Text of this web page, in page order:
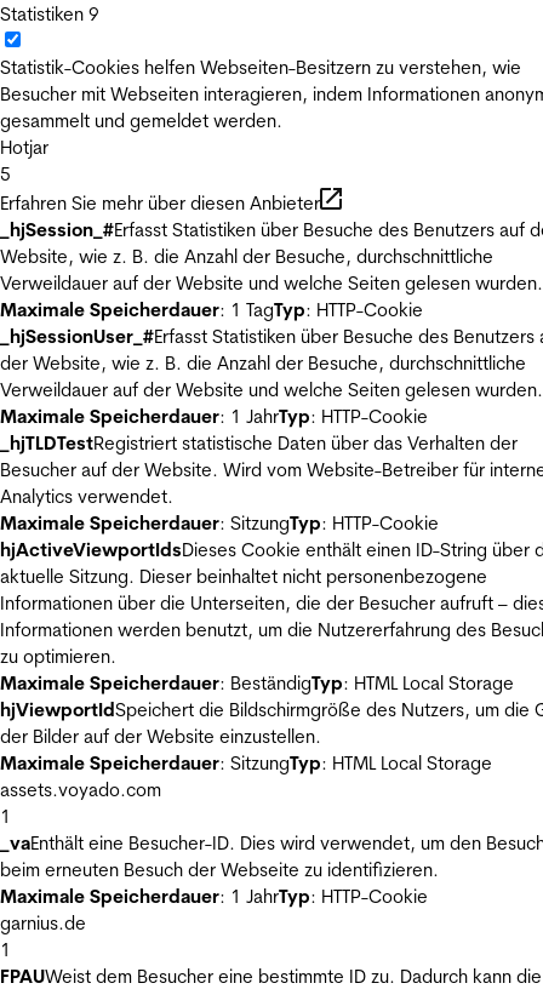
Statistiken 9
Statistik-Cookies helfen Webseiten-Besitzern zu verstehen, wie
Besucher mit Webseiten interagieren, indem Informationen
gesammelt und gemeldet werden.
Hotjar
5
Erfahren Sie mehr über diesen Anbieter
_hjSession_#Erfasst Statistiken über Besuche des Benutzers auf
Website, wie z. B. die Anzahl der Besuche, durchschnittliche
Verweildauer auf der Website und welche Seiten gelesen wurden.
Maximale Speicherdauer: 1 TagTyp: HTTP-Cookie
_hjSessionUser_#Erfasst Statistiken über Besuche des Benutzers
der Website, wie z. B. die Anzahl der Besuche, durchschnittliche
Verweildauer auf der Website und welche Seiten gelesen wurden.
Maximale Speicherdauer: 1 JahrTyp: HTTP-Cookie
_hjTLDTestRegistriert statistische Daten über das Verhalten der
Besucher auf der Website. Wird vom Website-Betreiber für
Analytics verwendet.
Maximale Speicherdauer: SitzungTyp: HTTP-Cookie
hjActiveViewportIdsDieses Cookie enthält einen ID-String über
aktuelle Sitzung. Dieser beinhaltet nicht personenbezogene
Informationen über die Unterseiten, die der Besucher aufruft –
Informationen werden benutzt, um die Nutzererfahrung des
zu optimieren.
Maximale Speicherdauer: BeständigTyp: HTML Local Storage
hjViewportIdSpeichert die Bildschirmgröße des Nutzers, um die
der Bilder auf der Website einzustellen.
Maximale Speicherdauer: SitzungTyp: HTML Local Storage
assets.voyado.com
1
_vaEnthält eine Besucher-ID. Dies wird verwendet, um den
beim erneuten Besuch der Webseite zu identifizieren.
Maximale Speicherdauer: 1 JahrTyp: HTTP-Cookie
garnius.de
1
FPAUWeist dem Besucher eine bestimmte ID zu. Dadurch kann die